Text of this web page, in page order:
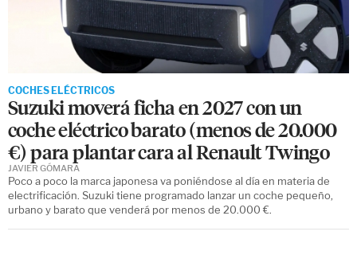
COCHES ELÉCTRICOS
Suzuki moverá ficha en 2027 con un
coche eléctrico barato (menos de 20.000
€) para plantar cara al Renault Twingo
Poco a poco la marca japonesa va poniéndose al día en materia de
electrificación. Suzuki tiene programado lanzar un coche pequeño,
urbano y barato que venderá por menos de 20.000 €.
JAVIER GÓMARA